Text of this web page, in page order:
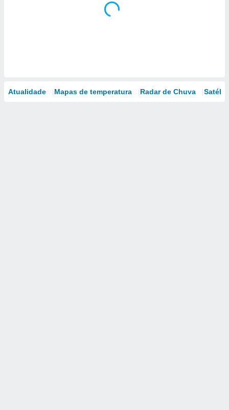
Atualidade Mapas de temperatura Radar de Chuva